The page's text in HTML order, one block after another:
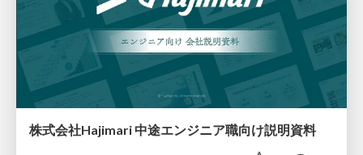
株式会社Hajimari 中途エンジニア職向け説明資料